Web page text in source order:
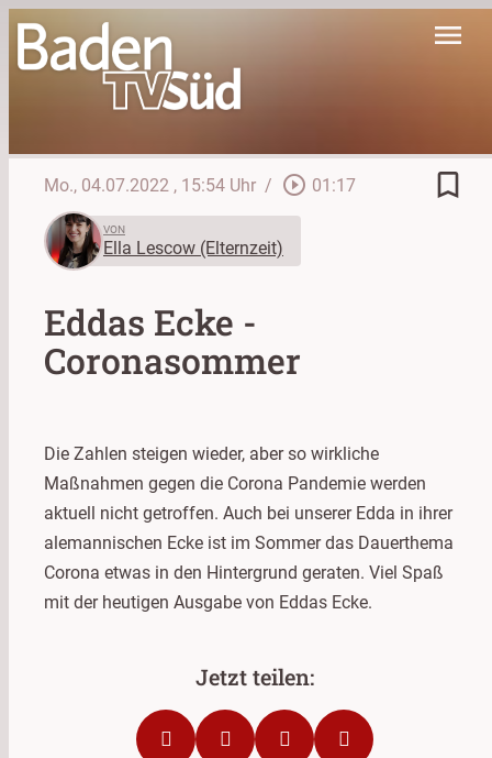
menu
Mo., 04.07.2022 , 15:54 Uhr / play_circle_outline 01:17 bookmark_border
VON
Ella Lescow (Elternzeit)
Eddas Ecke -
Coronasommer
Die Zahlen steigen wieder, aber so wirkliche
Maßnahmen gegen die Corona Pandemie werden
aktuell nicht getroffen. Auch bei unserer Edda in ihrer
alemannischen Ecke ist im Sommer das Dauerthema
Corona etwas in den Hintergrund geraten. Viel Spaß
mit der heutigen Ausgabe von Eddas Ecke.